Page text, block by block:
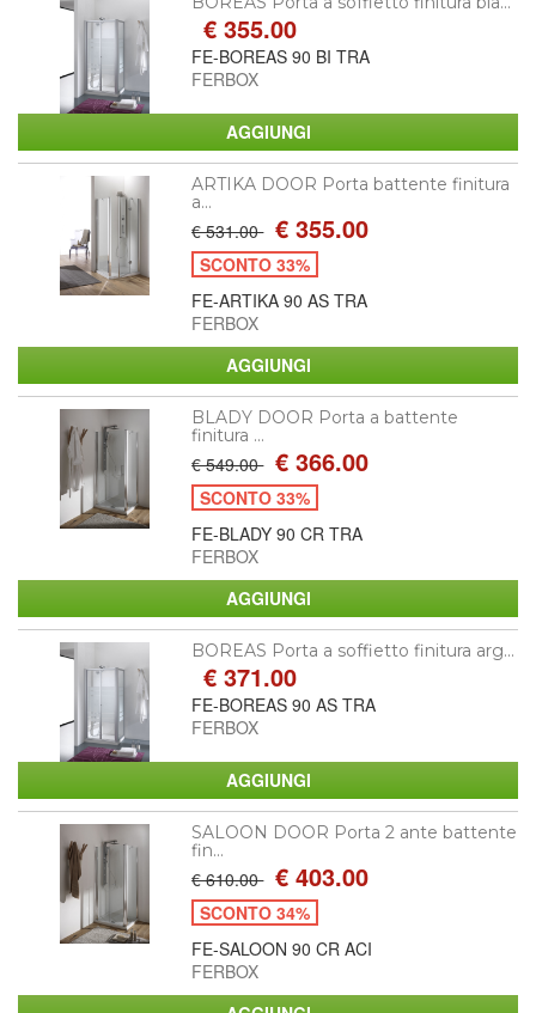
€ 355.00
FE-BOREAS 90 BI TRA
FERBOX
ARTIKA DOOR Porta battente finitura
a...
€ 531.00 € 355.00
SCONTO 33%
FE-ARTIKA 90 AS TRA
FERBOX
BLADY DOOR Porta a battente
finitura ...
€ 549.00 € 366.00
SCONTO 33%
FE-BLADY 90 CR TRA
FERBOX
BOREAS Porta a soffietto finitura arg...
€ 371.00
FE-BOREAS 90 AS TRA
FERBOX
SALOON DOOR Porta 2 ante battente
fin...
€ 610.00 € 403.00
SCONTO 34%
FE-SALOON 90 CR ACI
FERBOX